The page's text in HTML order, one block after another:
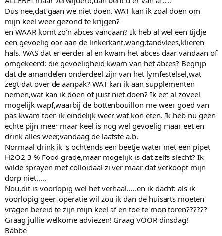
Dus nee,dat gaan we niet doen. WAT kan ik zoal doen om
mijn keel weer gezond te krijgen?
en WAAR komt zo'n abces vandaan? Ik heb al wel een tijdje
een gevoelig oor aan de linkerkant,wang,tandvlees,klieren
hals. WAS dat er eerder al en kwam het abces daar vandaan of
omgekeerd: die gevoeligheid kwam van het abces? Begrijp
dat de amandelen onderdeel zijn van het lymfestelsel,wat
zegt dat over de aanpak? WAT kan ik aan supplementen
nemen,wat kan ik doen of juist niet doen? Ik eet al zoveel
mogelijk wapf,waarbij de bottenbouillon me weer goed van
pas kwam toen ik eindelijk weer wat kon eten. Ik heb nu geen
echte pijn meer maar keel is nog wel gevoelig maar eet en
drink alles weer,vandaag de laatste a.b.
Normaal drink ik 's ochtends een beetje water met een pipet
H2O2 3 % Food grade,maar mogelijk is dat zelfs slecht? Ik
wilde sprayen met colloidaal zilver maar dat verkoopt mijn
dorp niet.....
Nou,dit is voorlopig wel het verhaal.....en ik dacht: als ik
voorlopig geen operatie wil zou ik dan de huisarts moeten
vragen bereid te zijn mijn keel af en toe te monitoren??????
Graag jullie welkome adviezen! Graag VOOR dinsdag!
Babbe